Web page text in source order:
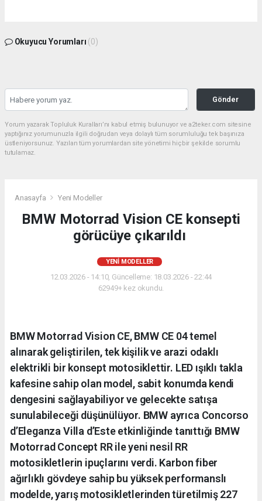
Okuyucu Yorumları (0)
Gönder
Yorum yazarak Topluluk Kuralları’nı kabul etmiş bulunuyor ve a2teker.com sitesine
yaptığınız yorumunuzla ilgili doğrudan veya dolaylı tüm sorumluluğu tek başınıza
üstleniyorsunuz. Yazılan tüm yorumlardan site yönetimi hiçbir şekilde sorumlu
tutulamaz.
Anasayfa Yeni Modeller
BMW Motorrad Vision CE konsepti
görücüye çıkarıldı
YENI MODELLER
12.03.2026 - 14:10, Güncelleme: 18.03.2026 - 22:44
62949+ kez okundu.
BMW Motorrad Vision CE, BMW CE 04 temel
alınarak geliştirilen, tek kişilik ve arazi odaklı
elektrikli bir konsept motosiklettir. LED ışıklı takla
kafesine sahip olan model, sabit konumda kendi
dengesini sağlayabiliyor ve gelecekte satışa
sunulabileceği düşünülüyor. BMW ayrıca Concorso
d’Eleganza Villa d’Este etkinliğinde tanıttığı BMW
Motorrad Concept RR ile yeni nesil RR
motosikletlerin ipuçlarını verdi. Karbon fiber
ağırlıklı gövdeye sahip bu yüksek performanslı
modelde, yarış motosikletlerinden türetilmiş 227